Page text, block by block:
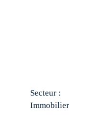
Secteur :
Immobilier